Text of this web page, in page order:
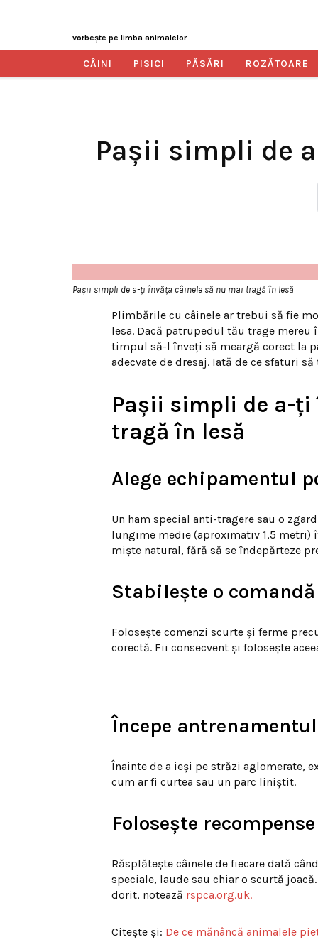
vorbeşte pe limba animalelor
CÂINI PISICI PĂSĂRI ROZĂTOARE
Pașii simpli de
Pașii simpli de a-ți învăța câinele să nu mai tragă în lesă
Plimbările cu câinele ar trebui să fie
lesa. Dacă patrupedul tău trage
timpul să-l înveți să meargă corect la
adecvate de dresaj. Iată de ce sfaturi
Pașii simpli de a-
tragă în lesă
Alege echipamentul
Un ham special anti-tragere sau o
lungime medie (aproximativ 1,5
miște natural, fără să se îndepărteze
Stabilește o
Folosește comenzi scurte și ferme
corectă. Fii consecvent și folosește
Începe
Înainte de a ieși pe străzi aglomerate,
cum ar fi curtea sau un parc liniștit.
Folosește recompense
Răsplătește câinele de fiecare dată
speciale, laude sau chiar o scurtă
dorit, notează rspca.org.uk.
Citește și: De ce mănâncă animalele